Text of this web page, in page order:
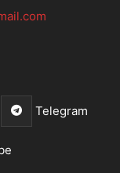
Telegram